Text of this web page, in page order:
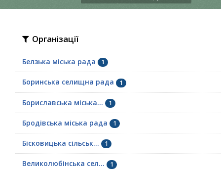
Організації
Белзька міська рада 1
Боринська селищна рада 1
Бориславська міська... 1
Бродівська міська рада 1
Бісковицька сільськ... 1
Великолюбінська сел... 1